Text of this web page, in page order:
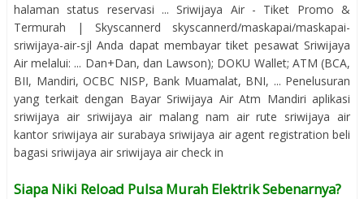
halaman status reservasi ... Sriwijaya Air - Tiket Promo &
Termurah | Skyscannerd skyscannerd/maskapai/maskapai-
sriwijaya-air-sjl Anda dapat membayar tiket pesawat Sriwijaya
Air melalui: ... Dan+Dan, dan Lawson); DOKU Wallet; ATM (BCA,
BII, Mandiri, OCBC NISP, Bank Muamalat, BNI, ... Penelusuran
yang terkait dengan Bayar Sriwijaya Air Atm Mandiri aplikasi
sriwijaya air sriwijaya air malang nam air rute sriwijaya air
kantor sriwijaya air surabaya sriwijaya air agent registration beli
bagasi sriwijaya air sriwijaya air check in
Siapa Niki Reload Pulsa Murah Elektrik Sebenarnya?